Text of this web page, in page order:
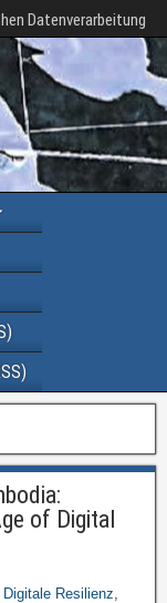
Datenverarbeitung
of Digital
Digitale Resilienz,